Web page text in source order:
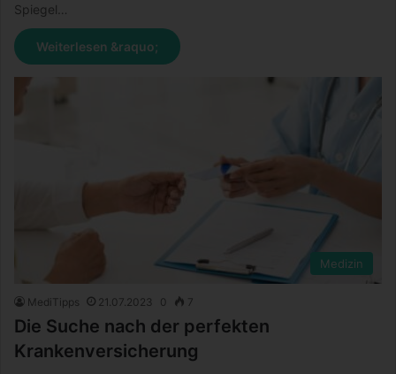
Spiegel…
Weiterlesen &raquo;
Medizin
MediTipps 21.07.2023 0 7
Die Suche nach der perfekten
Krankenversicherung